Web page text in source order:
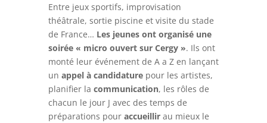
Entre jeux sportifs, improvisation
théâtrale, sortie piscine et visite du stade
de France… Les jeunes ont organisé une
soirée « micro ouvert sur Cergy ». Ils ont
monté leur événement de A a Z en lançant
un appel à candidaturepour les artistes,
planifier la communication, les rôles de
chacun le jour J avec des temps de
préparations pour accueillirau mieux le